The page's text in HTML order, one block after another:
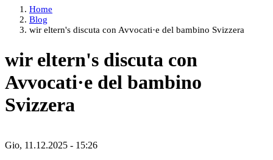
Home
Blog
wir eltern's discuta con Avvocati·e del bambino Svizzera
wir eltern's discuta con
Avvocati·e del bambino
Svizzera
Gio, 11.12.2025 - 15:26